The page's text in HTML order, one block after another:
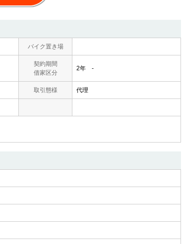
バイク置き場
契約期間
借家区分
2年 -
取引態様 代理